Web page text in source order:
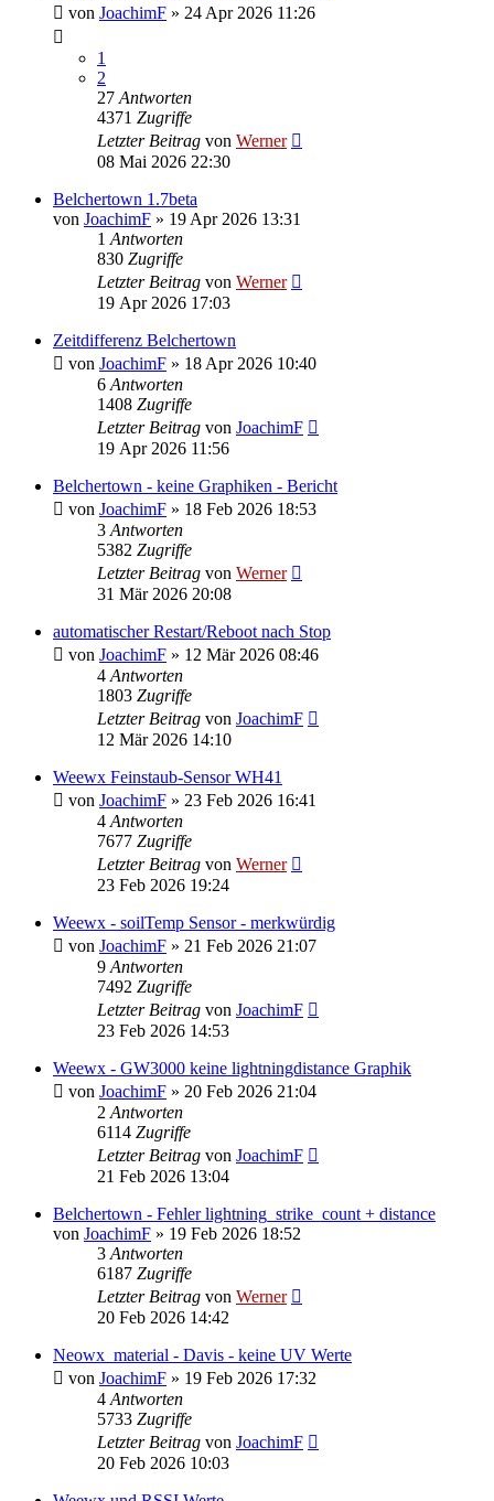
von JoachimF » 24 Apr 2026 11:26
1
2
27 Antworten
4371 Zugriffe
Letzter Beitrag von Werner
08 Mai 2026 22:30
Belchertown 1.7beta
von JoachimF » 19 Apr 2026 13:31
1 Antworten
830 Zugriffe
Letzter Beitrag von Werner
19 Apr 2026 17:03
Zeitdifferenz Belchertown
von JoachimF » 18 Apr 2026 10:40
6 Antworten
1408 Zugriffe
Letzter Beitrag von JoachimF
19 Apr 2026 11:56
Belchertown - keine Graphiken - Bericht
von JoachimF » 18 Feb 2026 18:53
3 Antworten
5382 Zugriffe
Letzter Beitrag von Werner
31 Mär 2026 20:08
automatischer Restart/Reboot nach Stop
von JoachimF » 12 Mär 2026 08:46
4 Antworten
1803 Zugriffe
Letzter Beitrag von JoachimF
12 Mär 2026 14:10
Weewx Feinstaub-Sensor WH41
von JoachimF » 23 Feb 2026 16:41
4 Antworten
7677 Zugriffe
Letzter Beitrag von Werner
23 Feb 2026 19:24
Weewx - soilTemp Sensor - merkwürdig
von JoachimF » 21 Feb 2026 21:07
9 Antworten
7492 Zugriffe
Letzter Beitrag von JoachimF
23 Feb 2026 14:53
Weewx - GW3000 keine lightningdistance Graphik
von JoachimF » 20 Feb 2026 21:04
2 Antworten
6114 Zugriffe
Letzter Beitrag von JoachimF
21 Feb 2026 13:04
Belchertown - Fehler lightning_strike_count + distance
von JoachimF » 19 Feb 2026 18:52
3 Antworten
6187 Zugriffe
Letzter Beitrag von Werner
20 Feb 2026 14:42
Neowx_material - Davis - keine UV Werte
von JoachimF » 19 Feb 2026 17:32
4 Antworten
5733 Zugriffe
Letzter Beitrag von JoachimF
20 Feb 2026 10:03